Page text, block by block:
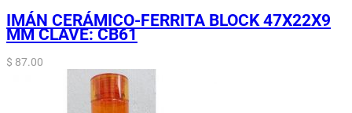
IMÁN CERÁMICO-FERRITA BLOCK 47X22X9
MM CLAVE: CB61
$ 87.00